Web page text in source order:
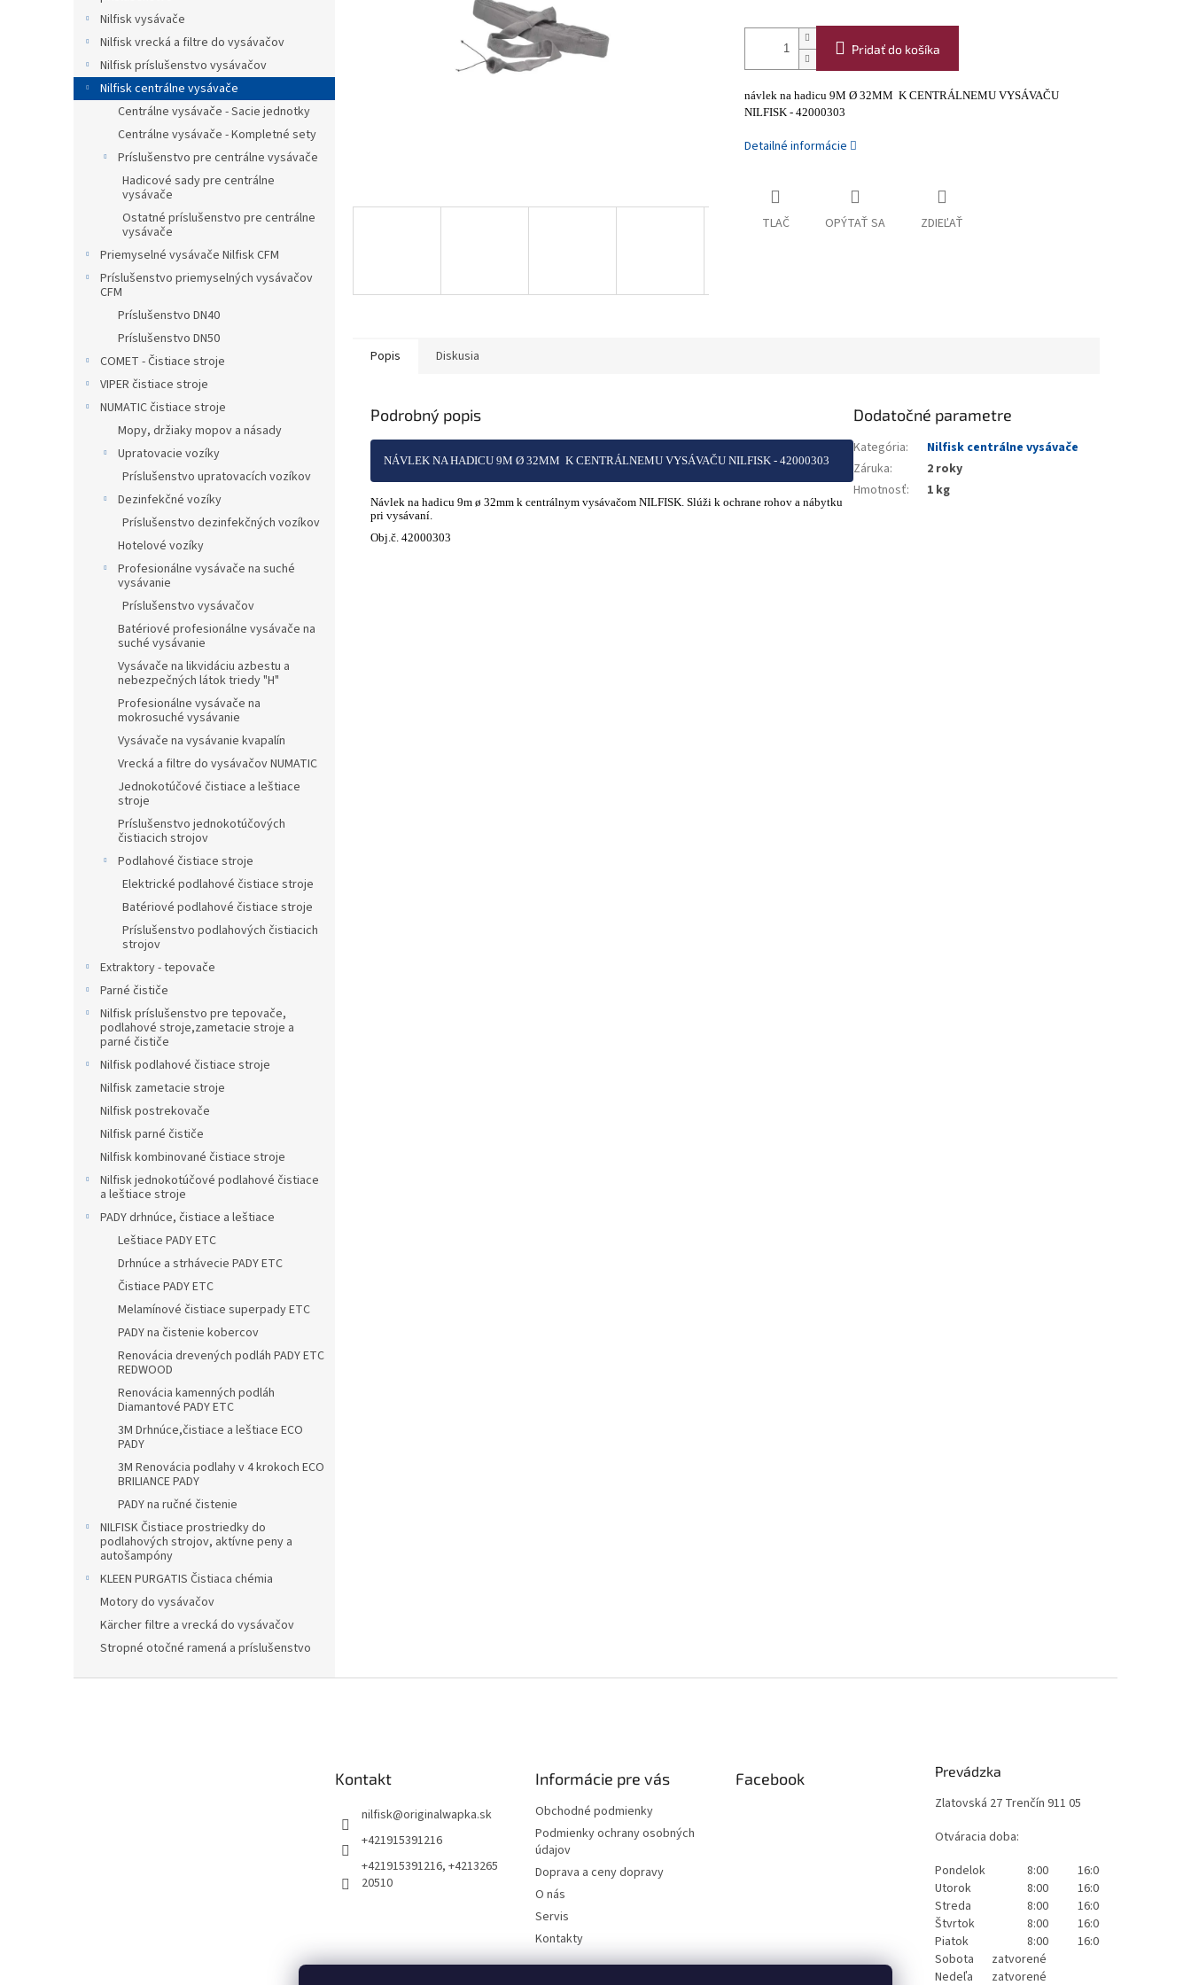
Nilfisk vysávače
Nilfisk vrecká a filtre do vysávačov
Nilfisk príslušenstvo vysávačov
Nilfisk centrálne vysávače
Centrálne vysávače - Sacie jednotky
Centrálne vysávače - Kompletné sety
Príslušenstvo pre centrálne vysávače
Hadicové sady pre centrálne
vysávače
Ostatné príslušenstvo pre centrálne
vysávače
Priemyselné vysávače Nilfisk CFM
Príslušenstvo priemyselných vysávačov
CFM
Príslušenstvo DN40
Príslušenstvo DN50
COMET - Čistiace stroje
VIPER čistiace stroje
NUMATIC čistiace stroje
Mopy, držiaky mopov a násady
Upratovacie vozíky
Príslušenstvo upratovacích vozíkov
Dezinfekčné vozíky
Príslušenstvo dezinfekčných vozíkov
Hotelové vozíky
Profesionálne vysávače na suché
vysávanie
Príslušenstvo vysávačov
Batériové profesionálne vysávače na
suché vysávanie
Vysávače na likvidáciu azbestu a
nebezpečných látok triedy "H"
Profesionálne vysávače na
mokrosuché vysávanie
Vysávače na vysávanie kvapalín
Vrecká a filtre do vysávačov NUMATIC
Jednokotúčové čistiace a leštiace
stroje
Príslušenstvo jednokotúčových
čistiacich strojov
Podlahové čistiace stroje
Elektrické podlahové čistiace stroje
Batériové podlahové čistiace stroje
Príslušenstvo podlahových čistiacich
strojov
Extraktory - tepovače
Parné čističe
Nilfisk príslušenstvo pre tepovače,
podlahové stroje,zametacie stroje a
parné čističe
Nilfisk podlahové čistiace stroje
Nilfisk zametacie stroje
Nilfisk postrekovače
Nilfisk parné čističe
Nilfisk kombinované čistiace stroje
Nilfisk jednokotúčové podlahové čistiace
a leštiace stroje
PADY drhnúce, čistiace a leštiace
Leštiace PADY ETC
Drhnúce a strhávecie PADY ETC
Čistiace PADY ETC
Melamínové čistiace superpady ETC
PADY na čistenie kobercov
Renovácia drevených podláh PADY ETC
REDWOOD
Renovácia kamenných podláh
Diamantové PADY ETC
3M Drhnúce,čistiace a leštiace ECO
PADY
3M Renovácia podlahy v 4 krokoch ECO
BRILIANCE PADY
PADY na ručné čistenie
NILFISK Čistiace prostriedky do
podlahových strojov, aktívne peny a
autošampóny
KLEEN PURGATIS Čistiaca chémia
Motory do vysávačov
Kärcher filtre a vrecká do vysávačov
Stropné otočné ramená a príslušenstvo
Pridať do košíka
návlek na hadicu 9M Ø 32MM K CENTRÁLNEMU VYSÁVAČU
NILFISK - 42000303
Detailné informácie
TLAČ OPÝTAŤ SA ZDIEĽAŤ
Popis Diskusia
Podrobný popis
NÁVLEK NA HADICU 9M Ø 32MM K CENTRÁLNEMU VYSÁVAČU NILFISK - 42000303
Návlek na hadicu 9m ø 32mm k centrálnym vysávačom NILFISK. Slúži k ochrane rohov a nábytku
pri vysávaní.
Obj.č. 42000303
Dodatočné parametre
Kategória:
Nilfisk centrálne vysávače
Záruka:
2 roky
Hmotnosť: 1 kg
Kontakt
nilfisk@originalwapka.sk
+421915391216
+421915391216, +4213265
20510
Informácie pre vás
Obchodné podmienky
Podmienky ochrany osobných
údajov
Doprava a ceny dopravy
O nás
Servis
Kontakty
Facebook Prevádzka
Zlatovská 27 Trenčín 911 05
Otváracia doba:
Pondelok
8:00
16:00
Utorok
8:00
16:00
Streda
8:00
16:00
Štvrtok
8:00
16:00
Piatok
8:00
16:00
Sobota
zatvorené
Nedeľa
zatvorené